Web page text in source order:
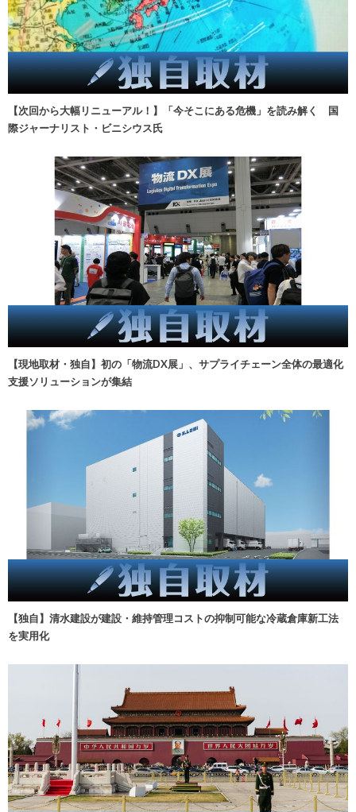
【次回から大幅リニューアル！】「今そこにある危機」を読み解く 国
際ジャーナリスト・ビニシウス氏
【現地取材・独自】初の「物流DX展」、サプライチェーン全体の最適化
支援ソリューションが集結
【独自】清水建設が建設・維持管理コストの抑制可能な冷蔵倉庫新工法
を実用化